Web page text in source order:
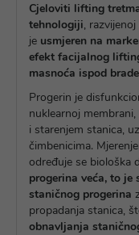
Cjeloviti lifting
tehnologiji,
je usmjeren na
efekt facijalnog
masnoća ispod
Progerin je
nuklearnoj
i starenjem stanica,
čimbenicima.
određuje se biološka
progerina veća, to je
staničnog progerina
propadanja stanica,
obnavljanja